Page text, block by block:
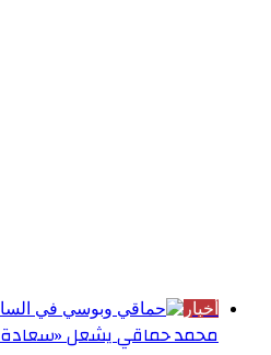
أخبار
محمد حماقي يشعل